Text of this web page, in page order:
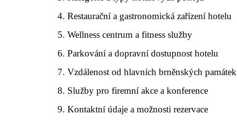
Restaurační a gastronomická zařízení hotelu
Wellness centrum a fitness služby
Parkování a dopravní dostupnost hotelu
Vzdálenost od hlavních brněnských památek
Služby pro firemní akce a konference
Kontaktní údaje a možnosti rezervace